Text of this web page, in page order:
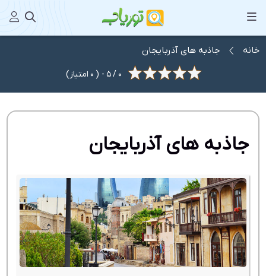
خانه جاذبه های آذربایجان
0
/
5
- (
0 امتیاز)
جاذبه های آذربایجان